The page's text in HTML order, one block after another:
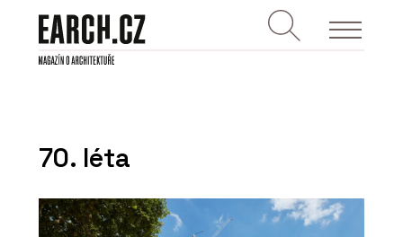
70. léta